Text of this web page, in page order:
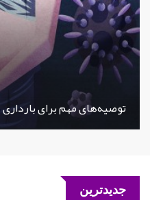
توصیه‌های مهم برای
جدیدترین